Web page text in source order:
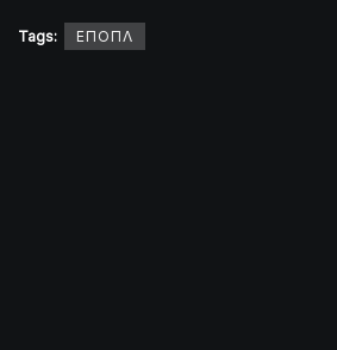
Tags: ΕΠΟΠΛ